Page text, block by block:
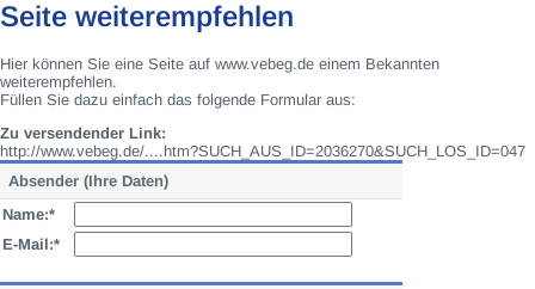
Seite weiterempfehlen
Hier können Sie eine Seite auf www.vebeg.de einem Bekannten
weiterempfehlen.
Füllen Sie dazu einfach das folgende Formular aus:
Zu versendender Link:
http://www.vebeg.de/....htm?SUCH_AUS_ID=2036270&SUCH_LOS_ID=047
Absender (Ihre Daten)
Name:*
E-Mail:*